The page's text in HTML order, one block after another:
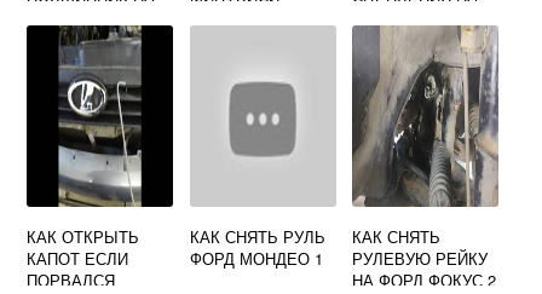
КАК ОТКРЫТЬ
КАПОТ ЕСЛИ
ПОРВАЛСЯ
КАК СНЯТЬ РУЛЬ
ФОРД МОНДЕО 1
КАК СНЯТЬ
РУЛЕВУЮ РЕЙКУ
НА ФОРД ФОКУС 2